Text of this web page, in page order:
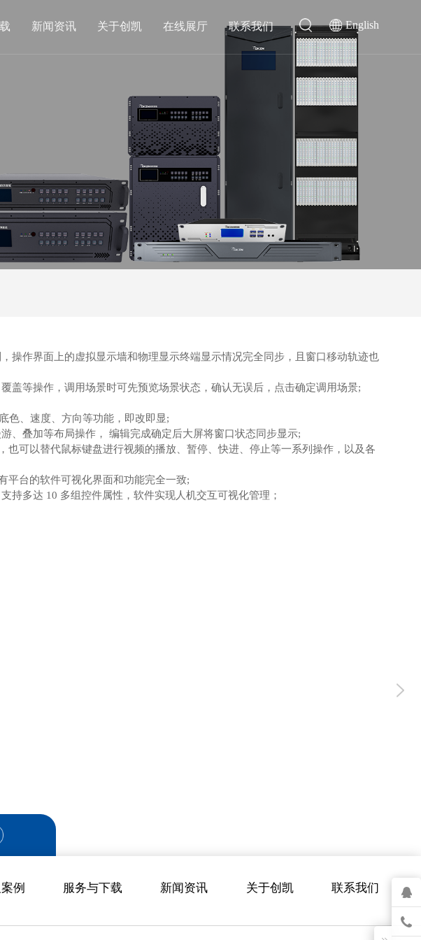
器
CK4MX超大分辨率多窗口融合处理器
器
器
CK-UMC 4K超高清混合矩阵
CKMC高清混合矩阵
320×320光纤混合矩阵
音频扩声会议类
无纸化会议系统
会议录播主机
AI产品类
分布式AI行为侦测节点
融合通信类
新闻资讯 关于创凯 在线展厅 联系我们 English
操作界⾯上的虚拟显⽰墙和物理显⽰终端显⽰情况完全同步，且窗⼝移动轨迹也
盖等操作，调⽤场景时可先预览场景状态，确认⽆误后，点击确定调⽤场景;
⾊、速度、⽅向等功能，即改即显;
、叠加等布局操作， 编辑完成确定后⼤屏将窗⼝状态同步显⽰;
可以替代⿏标键盘进⾏视频的播放、暂停、快进、停⽌等⼀系列操作，以及各
平台的软件可视化界⾯和功能完全⼀致;
持多达 10 多组控件属性，软件实现⼈机交互可视化管理；
例 服务与下载 新闻资讯 关于创凯 联系我们